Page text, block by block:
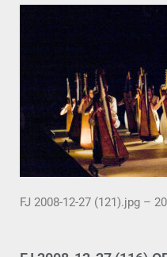
FJ 2008-12-27 (121).jpg –